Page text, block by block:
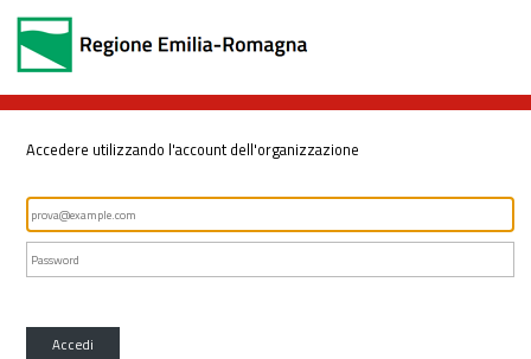
Accedere utilizzando l'account dell'organizzazione
Accedi